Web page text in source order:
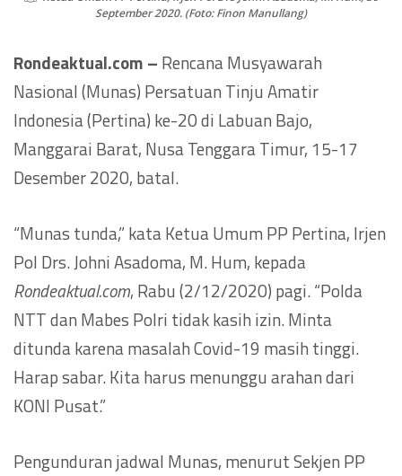
September 2020. (Foto: Finon Manullang)
Rondeaktual.com – Rencana Musyawarah
Nasional (Munas) Persatuan Tinju Amatir
Indonesia (Pertina) ke-20 di Labuan Bajo,
Manggarai Barat, Nusa Tenggara Timur, 15-17
Desember 2020, batal.
“Munas tunda,” kata Ketua Umum PP Pertina, Irjen
Pol Drs. Johni Asadoma, M. Hum, kepada
Rondeaktual.com, Rabu (2/12/2020) pagi. “Polda
NTT dan Mabes Polri tidak kasih izin. Minta
ditunda karena masalah Covid-19 masih tinggi.
Harap sabar. Kita harus menunggu arahan dari
KONI Pusat.”
Pengunduran jadwal Munas, menurut Sekjen PP